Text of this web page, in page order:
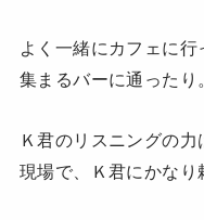
よく一緒にカフェに
集まるバーに通ったり
Ｋ君のリスニングの
現場で、Ｋ君にかなり